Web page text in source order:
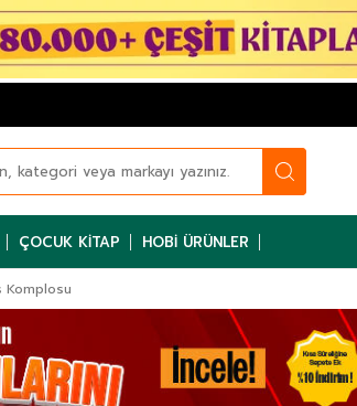
ÇOCUK KITAP HOBI ÜRÜNLER
Komplosu